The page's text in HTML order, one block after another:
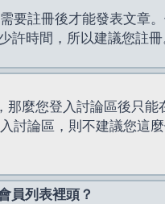
要註冊後才能發表文章
許時間，所以建議您註冊
那麼您登入討論區後只
討論區，則不建議您這
員列表裡頭？